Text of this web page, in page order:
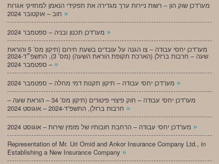
מעו”דכן שוק הון – רשות ניירות ערך מגדירה את תפקידי הנאמן למחזיקי אגרות
»
»
מעו”דכן יחסי עבודה – צו הגנה על עובדים בשעת חירום (תיקון מס’ 5 והוראת
שעה – חרבות ברזל) (הארכת תקופת הוראת השעה) (מס’ 3), התשפ״ד-2024
– ספטמבר 2024 »
»
מעו”דכן יחסי עבודה – חוק פיצויי פיטורים (תיקון מס’ 34 – הוראת שעה –
»
»
Representation of Mr. Uri Omid and Ankor Insurance Company Ltd., in
Establishing a New Insurance Company »